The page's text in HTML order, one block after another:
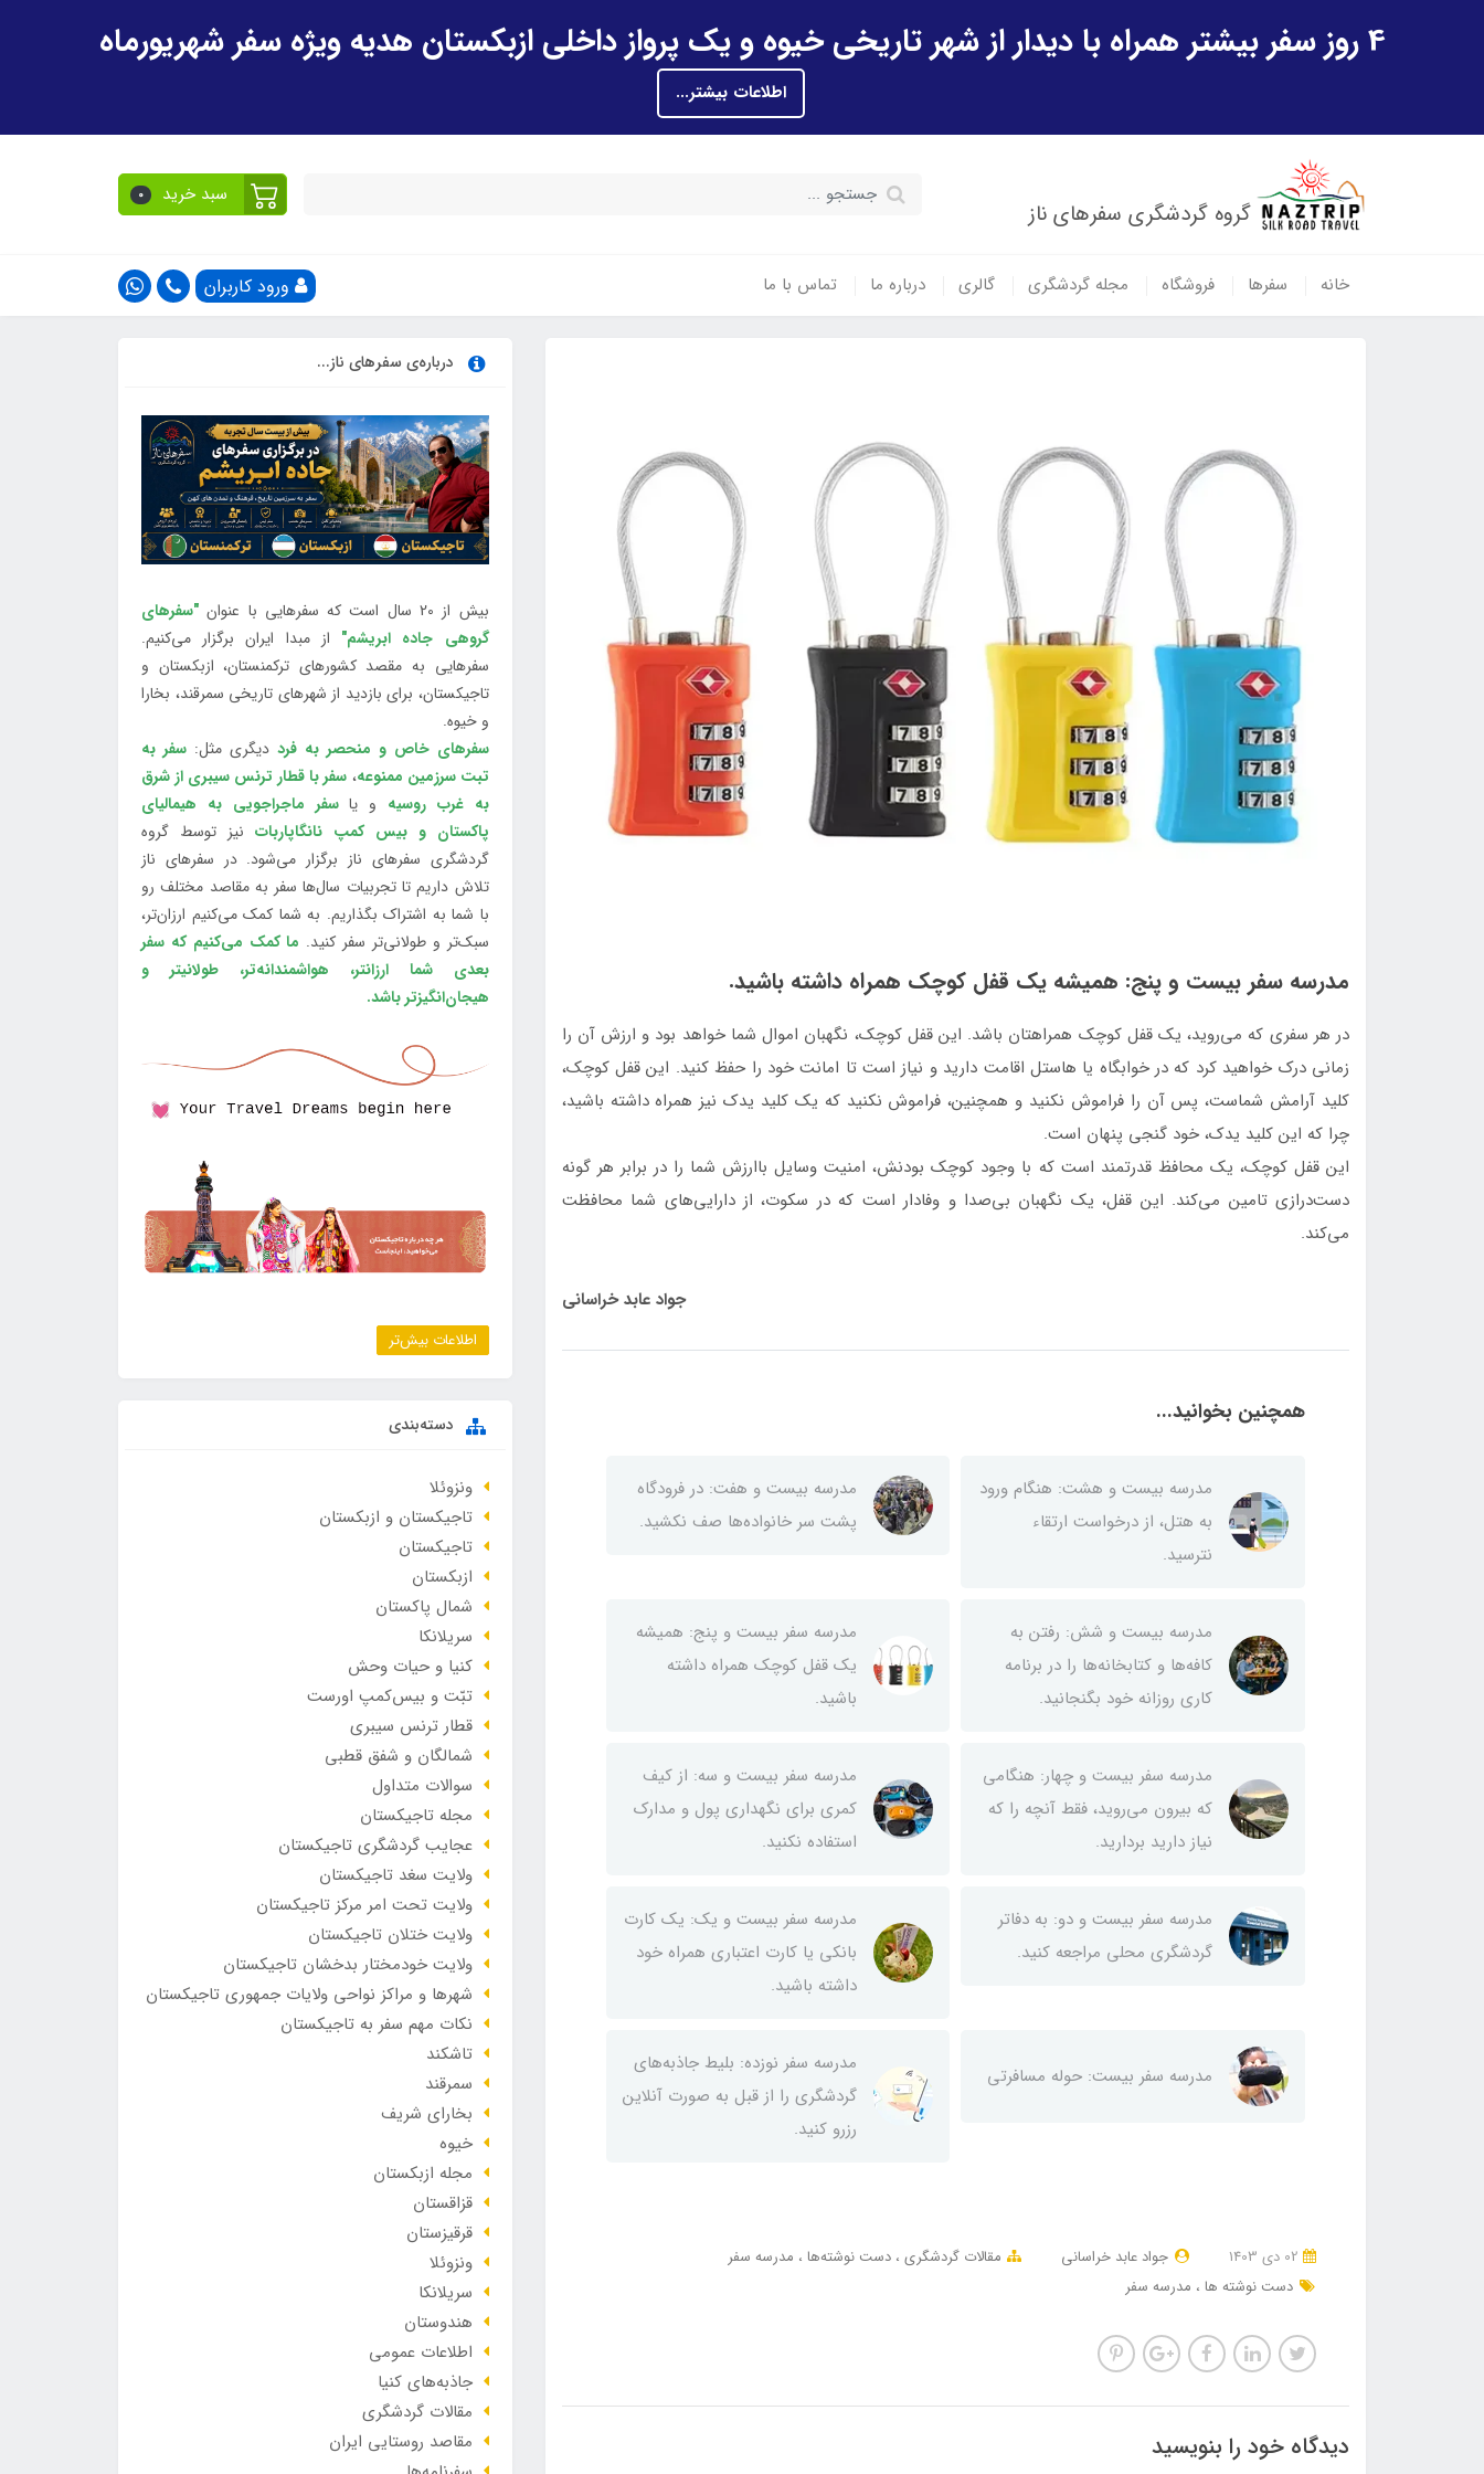
4 روز سفر بیشتر همراه با دیدار از شهر تاریخی خیوه و یک پرواز داخلی ازبکستان هدیه ویژه سفر شهریورماه
اطلاعات بیشتر...
گروه گردشگری سفرهای ناز
سبد خرید 0
خانه سفرها فروشگاه مجله گردشگری گالری درباره ما تماس با ما ورود کاربران
مدرسه سفر بیست و پنج: همیشه یک قفل کوچک همراه داشته باشید.
در هر سفری که می‌روید، یک قفل کوچک همراهتان باشد. این قفل کوچک، نگهبان اموال شما خواهد بود و ارزش آن را
زمانی درک خواهید کرد که در خوابگاه یا هاستل اقامت دارید و نیاز است تا امانت خود را حفظ کنید. این قفل کوچک،
کلید آرامش شماست، پس آن را فراموش نکنید و همچنین، فراموش نکنید که یک کلید یدک نیز همراه داشته باشید،
چرا که این کلید یدک، خود گنجی پنهان است.
این قفل کوچک، یک محافظ قدرتمند است که با وجود کوچک بودنش، امنیت وسایل باارزش شما را در برابر هر گونه
دست‌درازی تامین می‌کند. این قفل، یک نگهبان بی‌صدا و وفادار است که در سکوت، از دارایی‌های شما محافظت
می‌کند.
جواد عابد خراسانی
همچنین بخوانید...
مدرسه بیست و هشت: هنگام ورود
به هتل، از درخواست ارتقاء
نترسید.
مدرسه بیست و هفت: در فرودگاه‌
پشت سر خانواده‌ها صف نکشید.
مدرسه بیست و شش: رفتن به
کافه‌ها و کتابخانه‌ها را در برنامه
کاری روزانه خود بگنجانید.
مدرسه سفر بیست و پنج: همیشه
یک قفل کوچک همراه داشته
باشید.
مدرسه سفر بیست و چهار: هنگامی
که بیرون می‌روید، فقط آنچه را که
نیاز دارید بردارید.
مدرسه سفر بیست و سه: از کیف
کمری برای نگهداری پول و مدارک
استفاده نکنید.
مدرسه سفر بیست و دو: به دفاتر
گردشگری محلی مراجعه کنید.
مدرسه سفر بیست و یک: یک کارت
بانکی یا کارت اعتباری همراه خود
داشته باشید.
مدرسه سفر بیست: حوله مسافرتی
مدرسه سفر نوزده: بلیط‌ جاذبه‌های
گردشگری را از قبل به صورت آنلاین
رزرو کنید.
جواد عابد خراسانی مقالات گردشگری دست نوشته‌ها
مدرسه سفر
دست نوشته ها
مدرسه سفر
دیدگاه خود را بنویسید
درباره‌ی سفرهای ناز...
بیش از 20 سال است که سفرهایی با عنوان
"سفرهای
گروهی جاده ابریشم" از مبدا ایران برگزار می‌کنیم.
سفرهایی به مقصد کشورهای ترکمنستان، ازبکستان و
تاجیکستان، برای بازدید از شهرهای تاریخی سمرقند، بخارا
و خیوه.
سفرهای خاص و منحصر به فرددیگری مثل:سفر به
تبت سرزمین ممنوعه، سفر با قطار ترنس سیبری از شرق
به غرب روسیه و یاسفر ماجراجویی به هیمالیای
پاکستان و بیس کمپ نانگاپاربات نیز توسط گروه
گردشگری سفرهای ناز برگزار می‌شود. در سفرهای ناز
تلاش داریم تا تجربیات سال‌ها سفر به مقاصد مختلف رو
با شما به اشتراک بگذاریم. به شما کمک می‌کنیم ارزان‌تر،
سبک‌تر و طولانی‌تر سفر کنید. ما کمک می‌کنیم که سفر
بعدی شما ارزانتر، هواشمندانه‌تر، طولانی‎تر و
هیجان‌انگیزتر باشد.
اطلاعات بیش‌تر
دسته‌بندی
ونزوئلا
تاجیکستان و ازبکستان
تاجیکستان
ازبکستان
شمال پاکستان
سریلانکا
کنیا و حیات وحش
تبّت و بیس‌کمپ اورست
قطار ترنس سیبری
شمالگان و شفق قطبی
سوالات متداول
مجله تاجیکستان
عجایب گردشگری تاجیکستان
ولایت سغد تاجیکستان
ولایت تحت امر مرکز تاجیکستان
ولایت ختلان تاجیکستان
ولایت خودمختار بدخشان تاجیکستان
شهرها و مراکز نواحی ولایات جمهوری تاجیکستان
نکات مهم سفر به تاجیکستان
تاشکند
سمرقند
بخارای شریف
خیوه
مجله ازبکستان
قزاقستان
قرقیزستان
ونزوئلا
سریلانکا
هندوستان
اطلاعات عمومی
جاذبه‌های کنیا
مقالات گردشگری
مقاصد روستایی ایران